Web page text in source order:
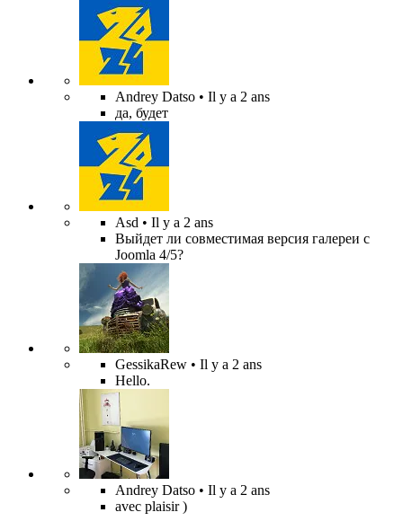
Andrey Datso • Il y a 2 ans
да, будет
Asd • Il y a 2 ans
Выйдет ли совместимая версия галереи с
Joomla 4/5?
GessikaRew • Il y a 2 ans
Hello.
Andrey Datso • Il y a 2 ans
avec plaisir )